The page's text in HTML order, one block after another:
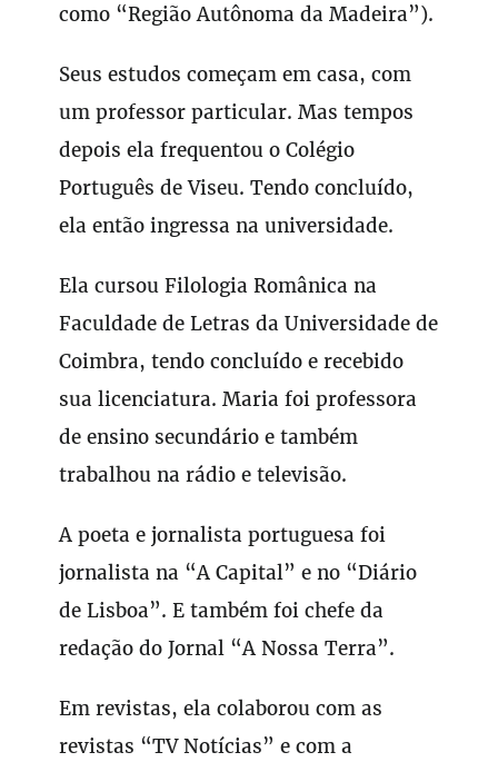
como “Região Autônoma da Madeira”).
Seus estudos começam em casa, com
um professor particular. Mas tempos
depois ela frequentou o Colégio
Português de Viseu. Tendo concluído,
ela então ingressa na universidade.
Ela cursou Filologia Românica na
Faculdade de Letras da Universidade de
Coimbra, tendo concluído e recebido
sua licenciatura. Maria foi professora
de ensino secundário e também
trabalhou na rádio e televisão.
A poeta e jornalista portuguesa foi
jornalista na “A Capital” e no “Diário
de Lisboa”. E também foi chefe da
redação do Jornal “A Nossa Terra”.
Em revistas, ela colaborou com as
revistas “TV Notícias” e com a